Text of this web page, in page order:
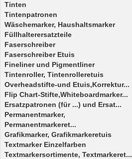
Tinten
Tintenpatronen
Wäschemarker, Haushaltsmarker
Füllhalterersatzteile
Faserschreiber
Faserschreiber Etuis
Fineliner und Pigmentliner
Tintenroller, Tintenrolleretuis
Overheadstifte-und Etuis,Korrektur...
Flip Chart-Stifte,Whiteboardmarker...
Ersatzpatronen (für ...) und Ersat...
Permanentmarker,
Permanentmarkeret...
Grafikmarker, Grafikmarkeretuis
Textmarker Einzelfarben
Textmarkersortimente, Textmarkeret...